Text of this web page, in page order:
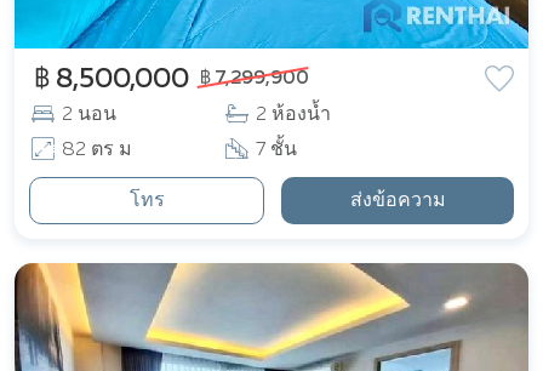
฿ 8,500,000 ฿ 7,299,900
2 นอน
2 ห้องน้ำ
82 ตร ม
7 ชั้น
โทร ส่งข้อความ